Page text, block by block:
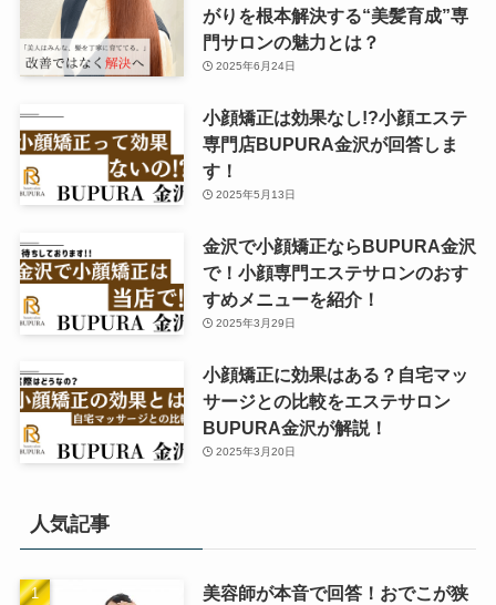
がりを根本解決する“美髪育成”専
門サロンの魅力とは？
2025年6月24日
小顔矯正は効果なし!?小顔エステ
専門店BUPURA金沢が回答しま
す！
2025年5月13日
金沢で小顔矯正ならBUPURA金沢
で！小顔専門エステサロンのおす
すめメニューを紹介！
2025年3月29日
小顔矯正に効果はある？自宅マッ
サージとの比較をエステサロン
BUPURA金沢が解説！
2025年3月20日
人気記事
美容師が本音で回答！おでこが狭